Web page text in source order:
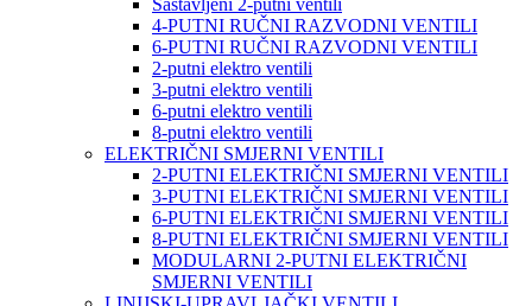
Sastavljeni 2-putni ventili
4-PUTNI RUČNI RAZVODNI VENTILI
6-PUTNI RUČNI RAZVODNI VENTILI
2-putni elektro ventili
3-putni elektro ventili
6-putni elektro ventili
8-putni elektro ventili
ELEKTRIČNI SMJERNI VENTILI
2-PUTNI ELEKTRIČNI SMJERNI VENTILI
3-PUTNI ELEKTRIČNI SMJERNI VENTILI
6-PUTNI ELEKTRIČNI SMJERNI VENTILI
8-PUTNI ELEKTRIČNI SMJERNI VENTILI
MODULARNI 2-PUTNI ELEKTRIČNI
SMJERNI VENTILI